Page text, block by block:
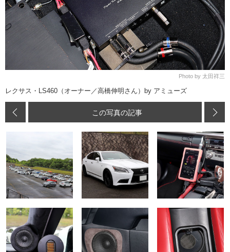
Photo by 太田祥三
レクサス・LS460（オーナー／高橋伸明さん）by アミューズ
この写真の記事